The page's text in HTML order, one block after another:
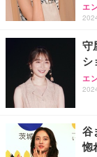
エ
守
シ
エ
谷
惚